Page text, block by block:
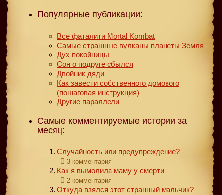
Популярные публикации:
Все фаталити Mortal Kombat
Самые страшные вулканы планеты Земля
Дух покойницы
Сон о подруге сбылся
Двойник дяди
Как завести собственного домового
(пошаговая инструкция)
Другие параллели
Самые комментируемые истории за
месяц:
Случайность или предупреждение?
3 комментария
Как я вымолила маму у смерти
2 комментария
Откуда взялся этот странный мальчик?